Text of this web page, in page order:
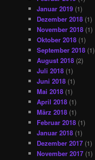
Januar 2019 (1)
Dezember 2018 (1)
November 2018 (1)
Oktober 2018 (1)
September 2018 (1)
August 2018 (2)
Juli 2018 (1)
Juni 2018 (1)
Mai 2018 (1)
April 2018 (1)
März 2018 (1)
Februar 2018 (1)
Januar 2018 (1)
Dezember 2017 (1)
November 2017 (1)